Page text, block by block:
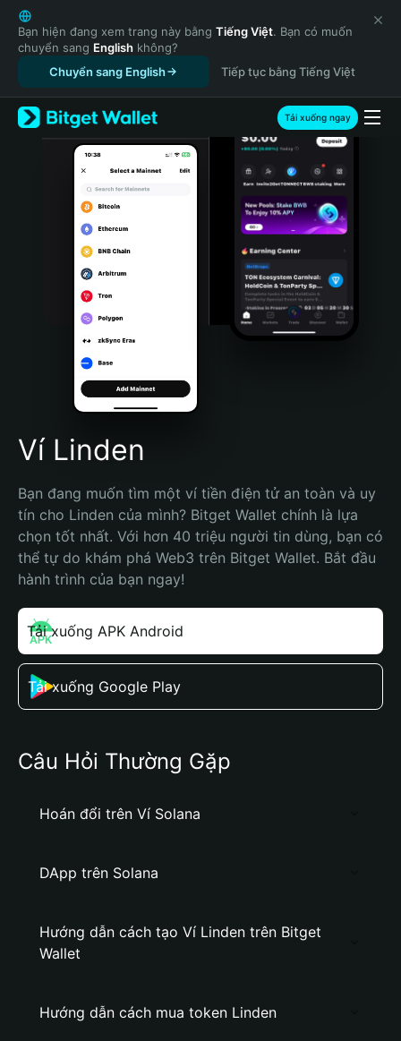
English
日本語
Tiếng Việt
Русский
Español (Latinoamérica)
Türkçe
Italiano
Português (Portugal)
Bahasa Indonesia
Português (Brasil)
Español (Argentina)
Bạn hiện đang xem trang này bằng Tiếng Việt. Bạn có muốn
chuyển sang English không?
Chuyển sang English
Tiếp tục bằng Tiếng Việt
Tải xuống ngay
Ví Linden
Bạn đang muốn tìm một ví tiền điện tử an toàn và uy
tín cho Linden của mình? Bitget Wallet chính là lựa
chọn tốt nhất. Với hơn 40 triệu người tin dùng, bạn có
thể tự do khám phá Web3 trên Bitget Wallet. Bắt đầu
hành trình của bạn ngay!
Tải xuống APK Android
Tải xuống Google Play
Câu Hỏi Thường Gặp
Hoán đổi trên Ví Solana
DApp trên Solana
Hướng dẫn cách tạo Ví Linden trên Bitget
Wallet
Hướng dẫn cách mua token Linden